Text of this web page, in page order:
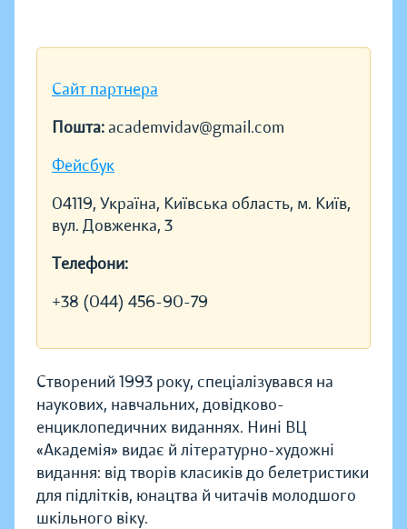
Сайт партнера
Пошта:academvidav@gmail.com
Фейсбук
04119, Україна, Київська область, м. Київ,
вул. Довженка, 3
Телефони:
+38 (044) 456-90-79
Створений 1993 року, спеціалізувався на
наукових, навчальних, довідково-
енциклопедичних виданнях. Нині ВЦ
«Академія» видає й літературно-художні
видання: від творів класиків до белетристики
для підлітків, юнацтва й читачів молодшого
шкільного віку.